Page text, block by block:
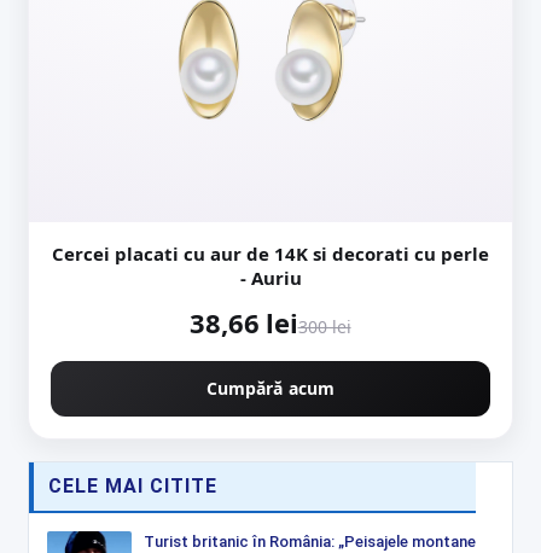
Cercei placati cu aur de 14K si decorati cu perle
- Auriu
38,66 lei300 lei
Cumpără acum
CELE MAI CITITE
Turist britanic în România: „Peisajele montane